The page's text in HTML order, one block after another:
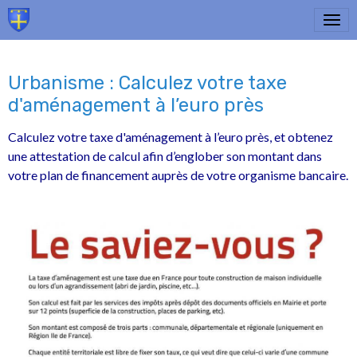
Urbanisme : Calculez votre taxe
d'aménagement à l’euro près
Calculez votre taxe d'aménagement à l’euro près, et obtenez
une attestation de calcul afin d’englober son montant dans
votre plan de financement auprès de votre organisme bancaire.